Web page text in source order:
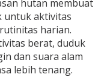
hutan membuat
untuk aktivitas
harian.
berat, duduk
dan suara alam
lebih tenang.